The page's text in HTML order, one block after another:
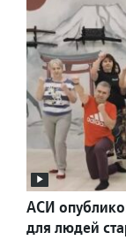
АСИ
для людей